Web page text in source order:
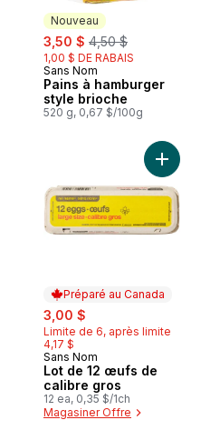
Nouveau
sale:
3,50 $ , formerly:
4,50 $
1,00 $ DE RABAIS
Nouveau
Sans Nom
Pains à hamburger
style brioche
520 g, 0,67 $/100g
Tomates naturellement imparfaits
Préparé au Canada
sale:
3,00 $
Limite de 6, après limite
4,17 $
Préparé au Canada
Sans Nom
Lot de 12 œufs de
calibre gros
12 ea, 0,35 $/1ch
Magasiner Offre
Ajouter